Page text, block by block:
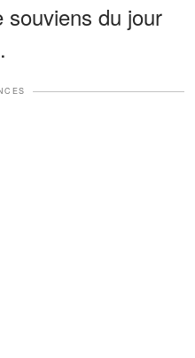
souviens du jour